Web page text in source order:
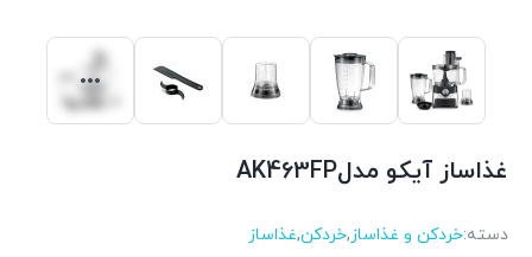
غذاساز آیکو مدلAK463FP
دسته:خردکن و غذاساز,خردکن,غذاساز